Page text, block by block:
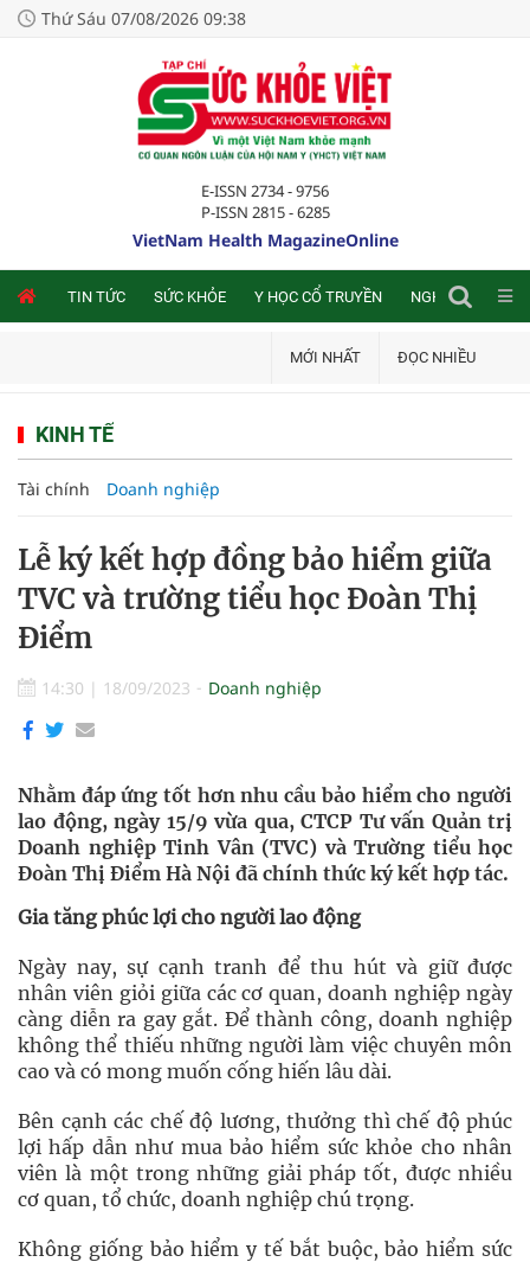
Thứ Sáu 07/08/2026 09:38
E-ISSN 2734 - 9756
P-ISSN 2815 - 6285
VietNam Health MagazineOnline
TIN TỨC SỨC KHỎE Y HỌC CỔ TRUYỀN NGHIÊN CỨU
MỚI NHẤT ĐỌC NHIỀU
KINH TẾ
Tài chính Doanh nghiệp
Lễ ký kết hợp đồng bảo hiểm giữa
TVC và trường tiểu học Đoàn Thị
Điểm
14:30 | 18/09/2023 Doanh nghiệp
Nhằm đáp ứng tốt hơn nhu cầu bảo hiểm cho người
lao động, ngày 15/9 vừa qua, CTCP Tư vấn Quản trị
Doanh nghiệp Tinh Vân (TVC) và Trường tiểu học
Đoàn Thị Điểm Hà Nội đã chính thức ký kết hợp tác.
Gia tăng phúc lợi cho người lao động
Ngày nay, sự cạnh tranh để thu hút và giữ được
nhân viên giỏi giữa các cơ quan, doanh nghiệp ngày
càng diễn ra gay gắt. Để thành công, doanh nghiệp
không thể thiếu những người làm việc chuyên môn
cao và có mong muốn cống hiến lâu dài.
Bên cạnh các chế độ lương, thưởng thì chế độ phúc
lợi hấp dẫn như mua bảo hiểm sức khỏe cho nhân
viên là một trong những giải pháp tốt, được nhiều
cơ quan, tổ chức, doanh nghiệp chú trọng.
Không giống bảo hiểm y tế bắt buộc, bảo hiểm sức